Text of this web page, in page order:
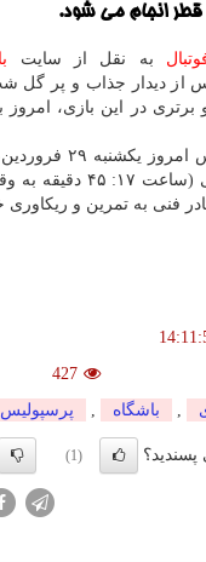
قطر انجام می شود.
به نقل از سایت
از دیدار جذاب و پر گل
برتری در این بازی، امروز
دقیقه به وقت محلی
فنی به تمرین و ریکاوری
427
, باشگاه , پرسپولیس
(1)